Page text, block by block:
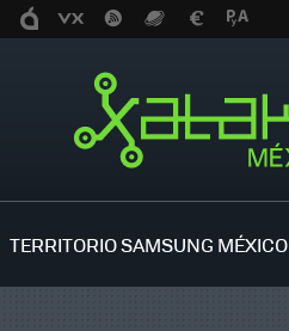
TERRITORIO SAMSUNG MÉXICO